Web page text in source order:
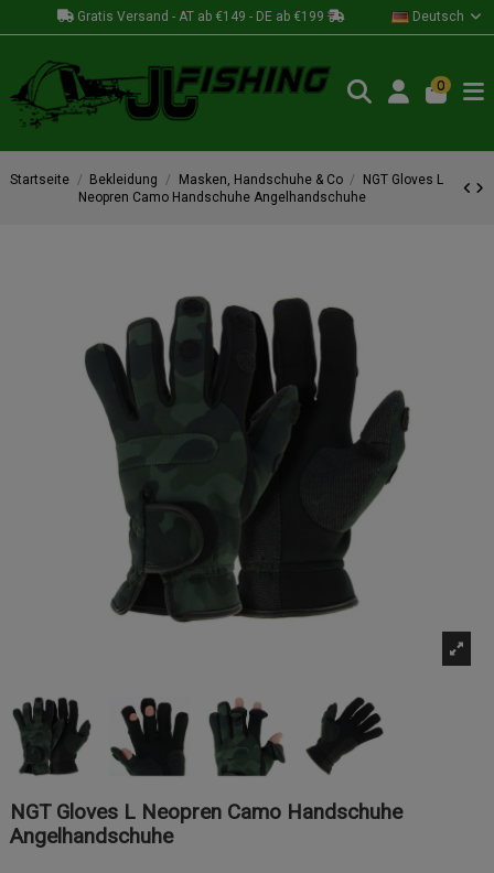
Gratis Versand - AT ab €149 - DE ab €199 Deutsch
0
Startseite Bekleidung Masken, Handschuhe & Co
NGT Gloves L
Neopren Camo Handschuhe Angelhandschuhe
NGT Gloves L Neopren Camo Handschuhe
Angelhandschuhe